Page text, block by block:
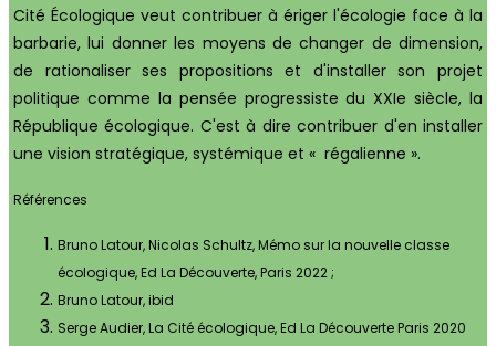
Cité Écologique veut contribuer à ériger l'écologie face à la
barbarie, lui donner les moyens de changer de dimension,
de rationaliser ses propositions et d'installer son projet
politique comme la pensée progressiste du XXIe siècle, la
République écologique. C'est à dire contribuer d'en installer
une vision stratégique, systémique et « régalienne ».
Références
Bruno Latour, Nicolas Schultz, Mémo sur la nouvelle classe
écologique, Ed La Découverte, Paris 2022 ;
Bruno Latour, ibid
Serge Audier, La Cité écologique, Ed La Découverte Paris 2020